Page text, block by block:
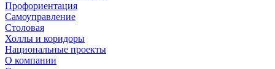
Профориентация
Самоуправление
Столовая
Холлы и коридоры
Национальные проекты
О компании